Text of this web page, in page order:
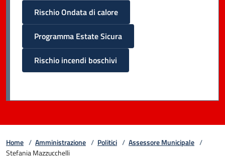
Rischio Ondata di calore
Programma Estate Sicura
Rischio incendi boschivi
Home / Amministrazione / Politici / Assessore Municipale /
Stefania Mazzucchelli